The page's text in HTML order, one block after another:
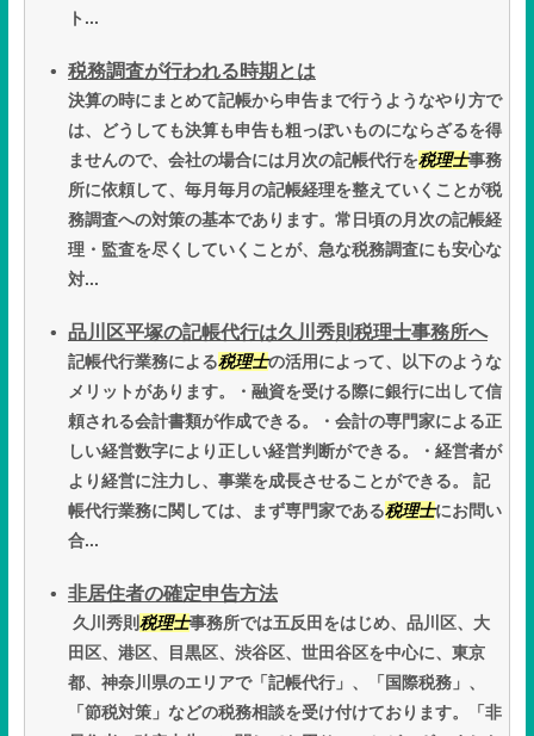
ト...
税務調査が行われる時期とは
決算の時にまとめて記帳から申告まで行うようなやり方で
は、どうしても決算も申告も粗っぽいものにならざるを得
ませんので、会社の場合には月次の記帳代行を税理士事務
所に依頼して、毎月毎月の記帳経理を整えていくことが税
務調査への対策の基本であります。常日頃の月次の記帳経
理・監査を尽くしていくことが、急な税務調査にも安心な
対...
品川区平塚の記帳代行は久川秀則税理士事務所へ
記帳代行業務による税理士の活用によって、以下のような
メリットがあります。・融資を受ける際に銀行に出して信
頼される会計書類が作成できる。・会計の専門家による正
しい経営数字により正しい経営判断ができる。・経営者が
より経営に注力し、事業を成長させることができる。 記
帳代行業務に関しては、まず専門家である税理士にお問い
合...
非居住者の確定申告方法
久川秀則税理士事務所では五反田をはじめ、品川区、大
田区、港区、目黒区、渋谷区、世田谷区を中心に、東京
都、神奈川県のエリアで「記帳代行」、「国際税務」、
「節税対策」などの税務相談を受け付けております。「非